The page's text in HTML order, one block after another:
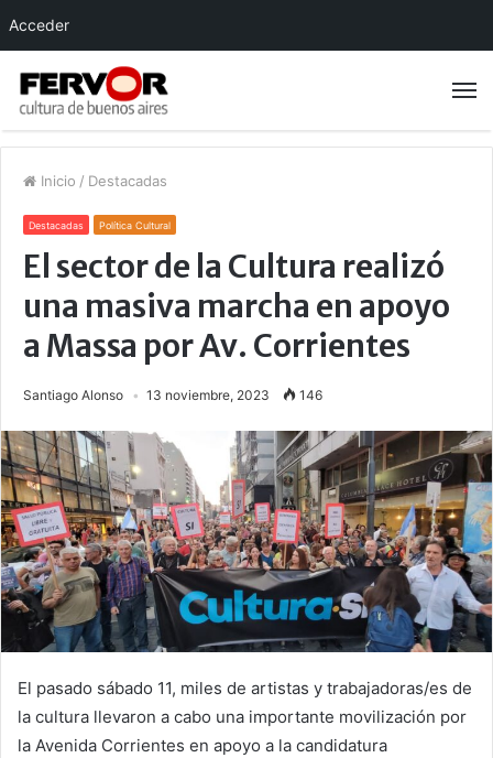
Inicio / Destacadas
Destacadas Política Cultural
El sector de la Cultura realizó
una masiva marcha en apoyo
a Massa por Av. Corrientes
Santiago Alonso 13 noviembre, 2023 146
El pasado sábado 11, miles de artistas y trabajadoras/es de
la cultura llevaron a cabo una importante movilización por
la Avenida Corrientes en apoyo a la candidatura
Acceder